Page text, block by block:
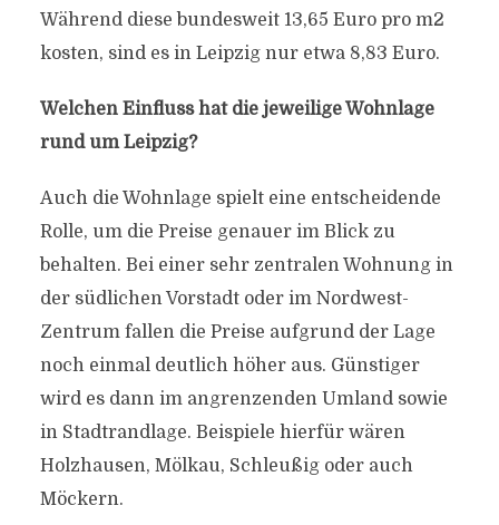
Während diese bundesweit 13,65 Euro pro m2
kosten, sind es in Leipzig nur etwa 8,83 Euro.
Welchen Einfluss hat die jeweilige Wohnlage
rund um Leipzig?
Auch die Wohnlage spielt eine entscheidende
Rolle, um die Preise genauer im Blick zu
behalten. Bei einer sehr zentralen Wohnung in
der südlichen Vorstadt oder im Nordwest-
Zentrum fallen die Preise aufgrund der Lage
noch einmal deutlich höher aus. Günstiger
wird es dann im angrenzenden Umland sowie
in Stadtrandlage. Beispiele hierfür wären
Holzhausen, Mölkau, Schleußig oder auch
Möckern.